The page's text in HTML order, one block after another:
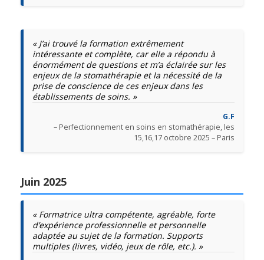
« J’ai trouvé la formation extrêmement
intéressante et complète, car elle a répondu à
énormément de questions et m’a éclairée sur les
enjeux de la stomathérapie et la nécessité de la
prise de conscience de ces enjeux dans les
établissements de soins. »
G.F
– Perfectionnement en soins en stomathérapie, les
15,16,17 octobre 2025 – Paris
Juin 2025
« Formatrice ultra compétente, agréable, forte
d’expérience professionnelle et personnelle
adaptée au sujet de la formation. Supports
multiples (livres, vidéo, jeux de rôle, etc.). »